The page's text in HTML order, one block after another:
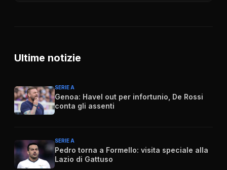
Ultime notizie
SERIE A
Genoa: Havel out per infortunio, De Rossi
conta gli assenti
SERIE A
Pedro torna a Formello: visita speciale alla
Lazio di Gattuso